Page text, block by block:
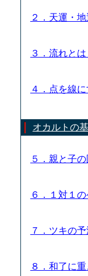
２．天運・
３．流れと
４．点を線
オカルトの
５．親と子
６．１対１
７．ツキの
８．和了に